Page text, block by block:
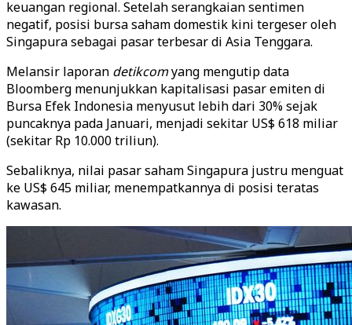
keuangan regional. Setelah serangkaian sentimen
negatif, posisi bursa saham domestik kini tergeser oleh
Singapura sebagai pasar terbesar di Asia Tenggara.
Melansir laporan detikcomyang mengutip data
Bloomberg menunjukkan kapitalisasi pasar emiten di
Bursa Efek Indonesia menyusut lebih dari 30% sejak
puncaknya pada Januari, menjadi sekitar US$ 618 miliar
(sekitar Rp 10.000 triliun).
Sebaliknya, nilai pasar saham Singapura justru menguat
ke US$ 645 miliar, menempatkannya di posisi teratas
kawasan.